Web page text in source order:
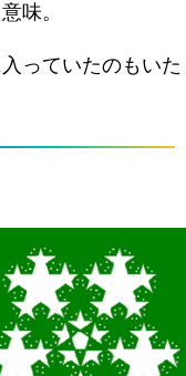
味。
っていたのもいた